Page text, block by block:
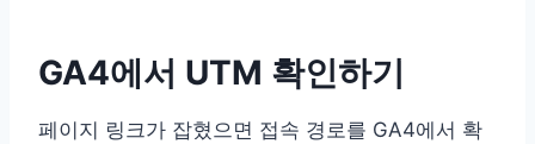
GA4에서 UTM 확인하기
페이지 링크가 잡혔으면 접속 경로를 GA4에서 확